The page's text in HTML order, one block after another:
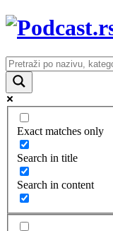
Exact matches only
Search in title
Search in content